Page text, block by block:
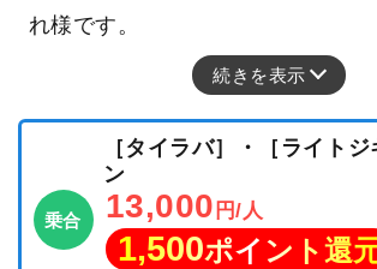
れ様です。
続きを表示
乗合
［タイラバ］・［ライト
ン
13,000 円/人
1,500ポイント還